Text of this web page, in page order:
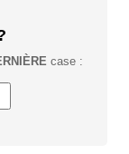
case :